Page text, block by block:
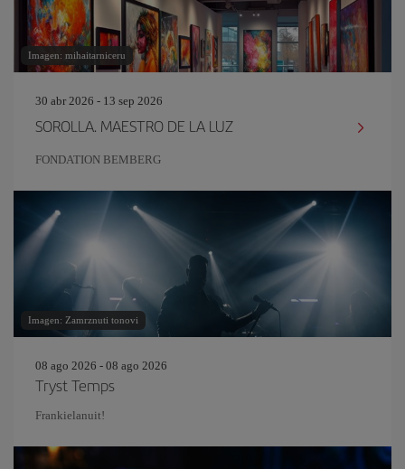
Imagen: mihaitarniceru
30 abr 2026 - 13 sep 2026
SOROLLA. MAESTRO DE LA LUZ
FONDATION BEMBERG
Imagen: Zamrznuti tonovi
08 ago 2026 - 08 ago 2026
Tryst Temps
Frankielanuit!